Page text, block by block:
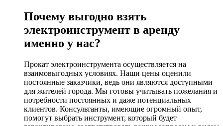
Почему выгодно взять
электроинструмент в аренду
именно у нас?
Прокат электроинструмента осуществляется на
взаимовыгодных условиях. Наши цены оценили
постоянные заказчики, ведь они являются доступными
для жителей города. Мы готовы учитывать пожелания и
потребности постоянных и даже потенциальных
клиентов. Консультанты, имеющие огромный опыт,
помогут выбрать инструмент, который будет